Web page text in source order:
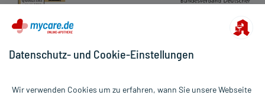
Datenschutz- und Cookie-Einstellungen
Wir verwenden Cookies um zu erfahren, wann Sie unsere Webseite